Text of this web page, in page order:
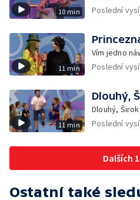
10 min
Poslední
11 min
Vím jedno
Poslední
11 min
Dlouhý,
Dlouhý,
Poslední
Dalších
Ostatní také